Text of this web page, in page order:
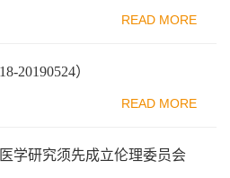
READ MORE
20190524）
READ MORE
学研究须先成立伦理委员会